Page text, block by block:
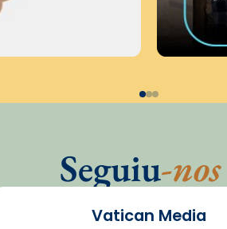
Seguiu-nos
Vatican Media